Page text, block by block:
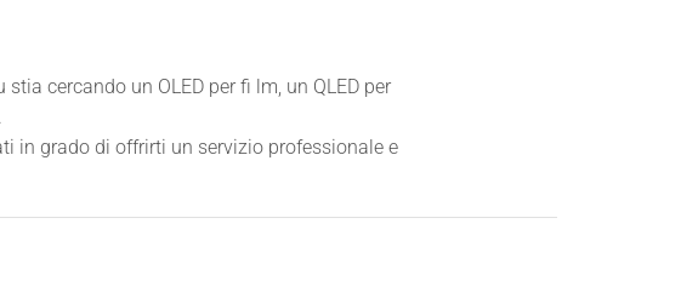
cercando un OLED per fi lm, un QLED per
in grado di offrirti un servizio professionale e